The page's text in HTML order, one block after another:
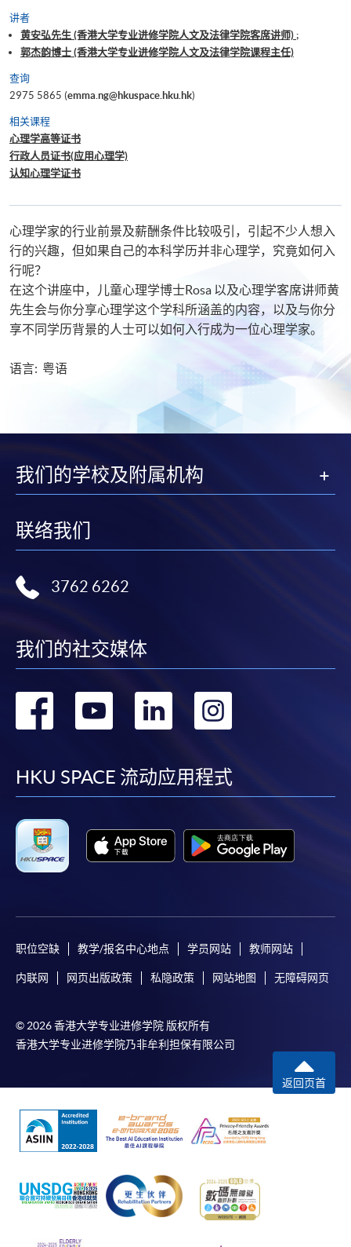
讲者
黄安弘先生 (香港大学专业进修学院人文及法律学院客席讲师) ;
郭杰韵博士 (香港大学专业进修学院人文及法律学院课程主任)
查询
2975 5865 (emma.ng@hkuspace.hku.hk)
相关课程
心理学高等证书
行政人员证书(应用心理学)
认知心理学证书
心理学家的行业前景及薪酬条件比较吸引，引起不少人想入
行的兴趣，但如果自己的本科学历并非心理学，究竟如何入
行呢？
在这个讲座中，儿童心理学博士Rosa 以及心理学客席讲师黄
先生会与你分享心理学这个学科所涵盖的内容，以及与你分
享不同学历背景的人士可以如何入行成为一位心理学家。
语言: 粤语
我们的学校及附属机构
联络我们
3762 6262
我们的社交媒体
转
facebook
转
youtube
转
linkedin
HKU SPACE 流动应用程式
职位空缺 教学/报名中心地点 学员网站 教师网站
内联网 网页出版政策 私隐政策 网站地图 无障碍网页
© 2026 香港大学专业进修学院 版权所有
香港大学专业进修学院乃非牟利担保有限公司
返回页首